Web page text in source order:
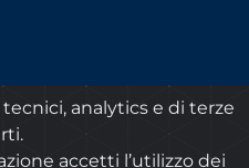
analytics e di terze
accetti l’utilizzo dei